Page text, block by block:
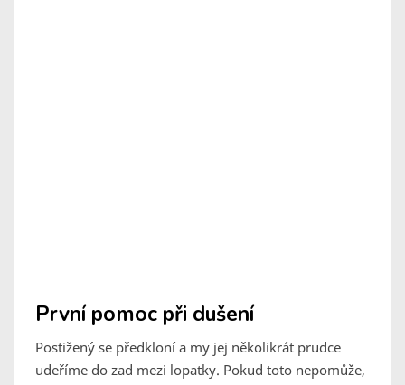
První pomoc při dušení
Postižený se předkloní a my jej několikrát prudce
udeříme do zad mezi lopatky. Pokud toto nepomůže,